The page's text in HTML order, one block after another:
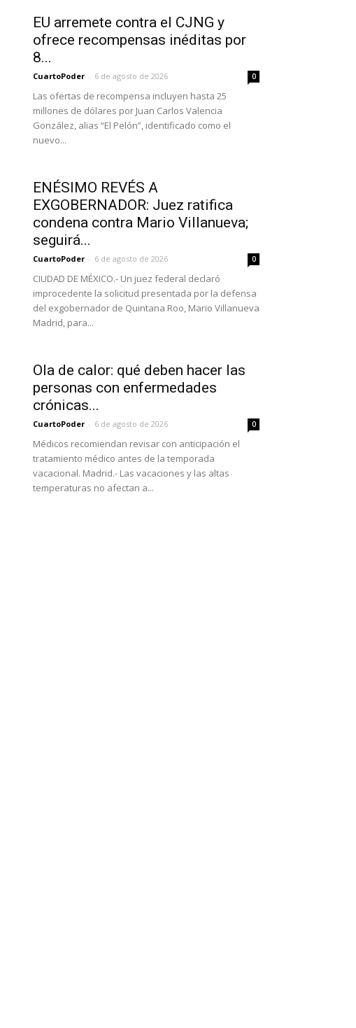
EU arremete contra el CJNG y
ofrece recompensas inéditas por
8...
CuartoPoder - 6 de agosto de 2026 0
Las ofertas de recompensa incluyen hasta 25
millones de dólares por Juan Carlos Valencia
González, alias “El Pelón”, identificado como el
nuevo...
ENÉSIMO REVÉS A
EXGOBERNADOR: Juez ratifica
condena contra Mario Villanueva;
seguirá...
CuartoPoder - 6 de agosto de 2026 0
CIUDAD DE MÉXICO.- Un juez federal declaró
improcedente la solicitud presentada por la defensa
del exgobernador de Quintana Roo, Mario Villanueva
Madrid, para...
Ola de calor: qué deben hacer las
personas con enfermedades
crónicas...
CuartoPoder - 6 de agosto de 2026 0
Médicos recomiendan revisar con anticipación el
tratamiento médico antes de la temporada
vacacional. Madrid.- Las vacaciones y las altas
temperaturas no afectan a...